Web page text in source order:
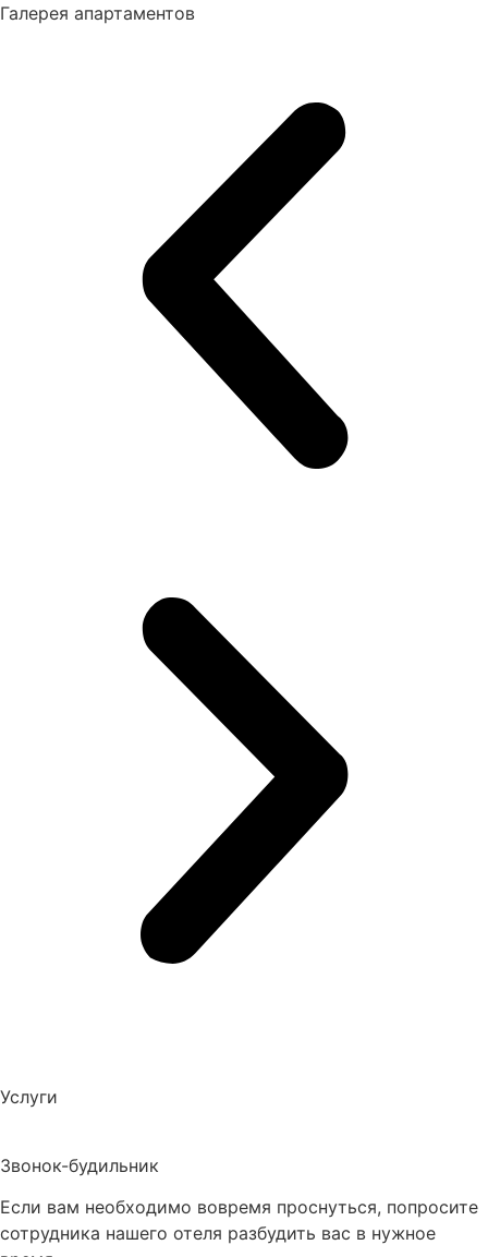
Галерея апартаментов
Услуги
Звонок-будильник
Если вам необходимо вовремя проснуться, попросите
сотрудника нашего отеля разбудить вас в нужное